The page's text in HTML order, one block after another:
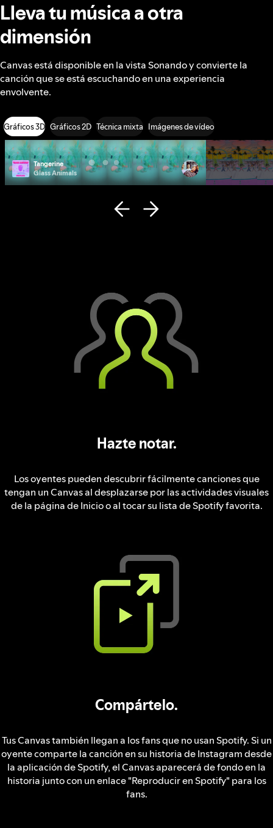
Lleva tu música a otra
dimensión
Canvas está disponible en la vista Sonando y convierte la
canción que se está escuchando en una experiencia
envolvente.
Gráficos 3D Gráficos 2D Técnica mixta Imágenes de vídeo
Tangerine
Glass Animals
Photo ID
Remi Wolf
Hazte notar.
Los oyentes pueden descubrir fácilmente canciones que
tengan un Canvas al desplazarse por las actividades visuales
de la página de Inicio o al tocar su lista de Spotify favorita.
Compártelo.
Tus Canvas también llegan a los fans que no usan Spotify. Si un
oyente comparte la canción en su historia de Instagram desde
la aplicación de Spotify, el Canvas aparecerá de fondo en la
historia junto con un enlace "Reproducir en Spotify" para los
fans.